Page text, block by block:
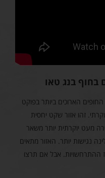
בחוף בנג טאו
הארוכים ביותר בפוקט
זהו אזור שקט יחסית
מעט יוקרתית יותר משאר
נגישות יותר. האזור מתאים
ההתרחשויות. אבל אם תרצו